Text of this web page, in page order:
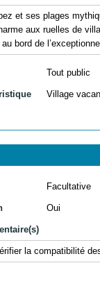
et ses plages
aux ruelles de
au bord de
Tout public
Village
Facultative
Oui
la compatibilité